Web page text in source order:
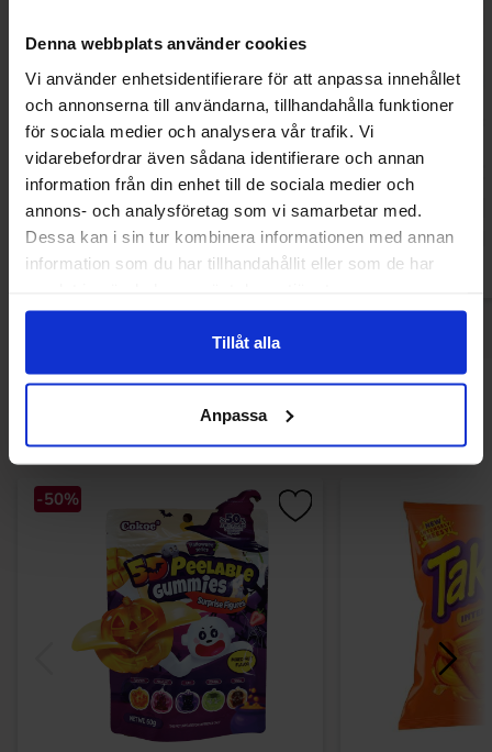
Denna webbplats använder cookies
Vi använder enhetsidentifierare för att anpassa innehållet
och annonserna till användarna, tillhandahålla funktioner
för sociala medier och analysera vår trafik. Vi
vidarebefordrar även sådana identifierare och annan
information från din enhet till de sociala medier och
annons- och analysföretag som vi samarbetar med.
Dessa kan i sin tur kombinera informationen med annan
information som du har tillhandahållit eller som de har
Tillåt alla
Anpassa
Kelloggs Pop-Tarts Frosted Cherry 384g
79.90 kr
Köp
Toast'em
Andra gillade
-50%